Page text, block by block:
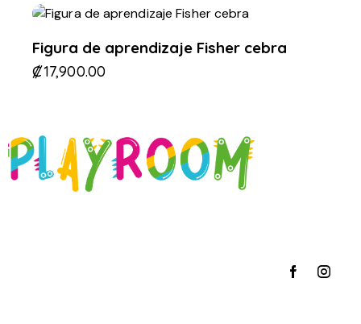
Figura de aprendizaje Fisher cebra
₡17,900.00